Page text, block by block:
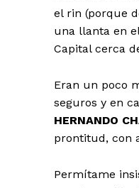
el rin (porque
una llanta en
Capital cerca
Eran un poco
seguros y en
HERNANDO
prontitud, con
Permítame